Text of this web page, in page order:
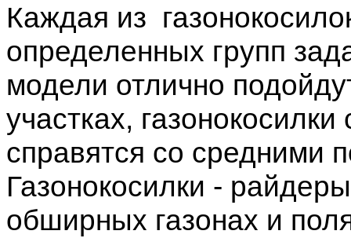
Каждая из
определенных групп
модели отлично
участках,
справятся со средними
Газонокосилки -
обширных газонах и